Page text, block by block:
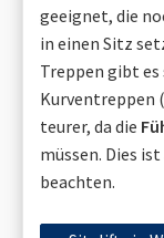
geeignet, die
in einen Sitz
Treppen gibt es
Kurventreppen
teurer, da die
müssen. Dies
beachten.